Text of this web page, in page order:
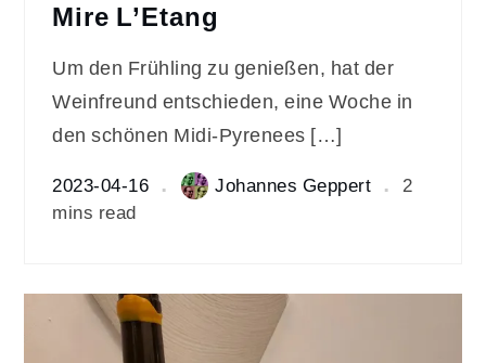
Mire L’Etang
Um den Frühling zu genießen, hat der
Weinfreund entschieden, eine Woche in
den schönen Midi-Pyrenees […]
2023-04-16 Johannes Geppert
2
mins read